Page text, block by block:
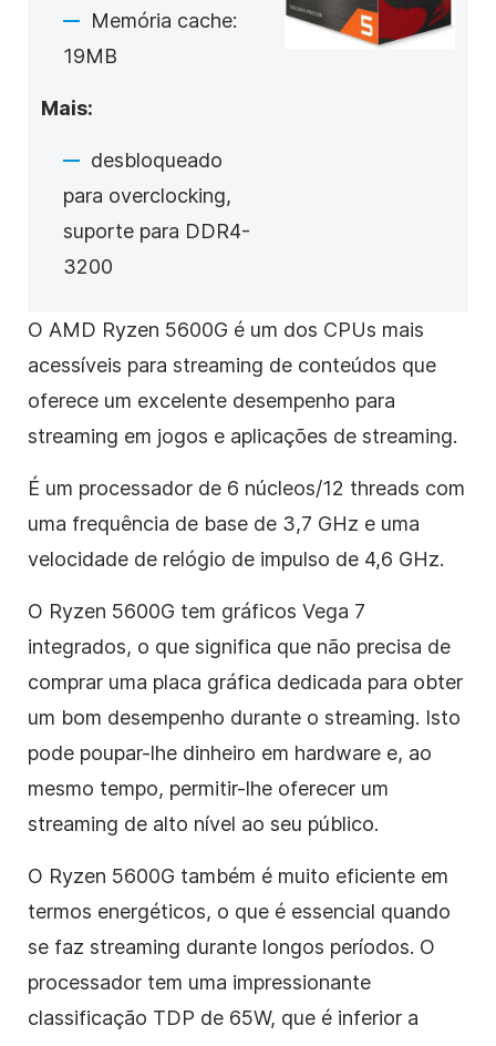
Memória cache:
19MB
Mais:
desbloqueado
para overclocking,
suporte para DDR4-
3200
O AMD Ryzen 5600G é um dos CPUs mais
acessíveis para streaming de conteúdos que
oferece um excelente desempenho para
streaming em jogos e aplicações de streaming.
É um processador de 6 núcleos/12 threads com
uma frequência de base de 3,7 GHz e uma
velocidade de relógio de impulso de 4,6 GHz.
O Ryzen 5600G tem gráficos Vega 7
integrados, o que significa que não precisa de
comprar uma placa gráfica dedicada para obter
um bom desempenho durante o streaming. Isto
pode poupar-lhe dinheiro em hardware e, ao
mesmo tempo, permitir-lhe oferecer um
streaming de alto nível ao seu público.
O Ryzen 5600G também é muito eficiente em
termos energéticos, o que é essencial quando
se faz streaming durante longos períodos. O
processador tem uma impressionante
classificação TDP de 65W, que é inferior a